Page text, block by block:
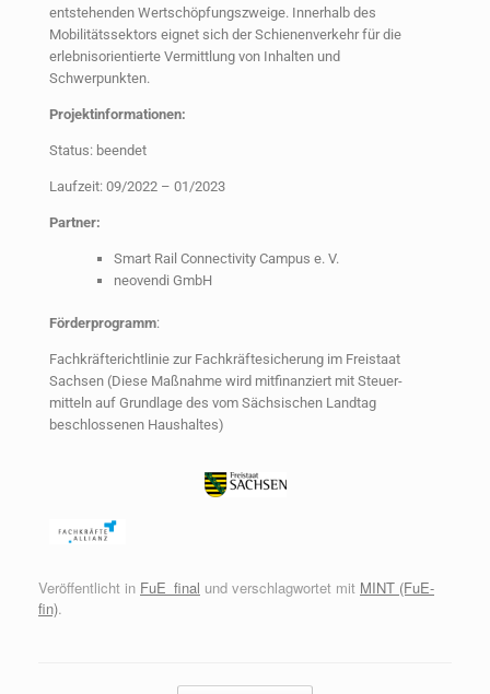
entstehenden Wertschöpfungszweige. Innerhalb des
Mobilitätssektors eignet sich der Schienenverkehr für die
erlebnisorientierte Vermittlung von Inhalten und
Schwerpunkten.
Projektinformationen:
Status: beendet
Laufzeit: 09/2022 – 01/2023
Partner:
Smart Rail Connectivity Campus e. V.
neovendi GmbH
Förderprogramm:
Fachkräfterichtlinie zur Fachkräftesicherung im Freistaat
Sachsen (Diese Maßnahme wird mitfinanziert mit Steuer-
mitteln auf Grundlage des vom Sächsischen Landtag
beschlossenen Haushaltes​)
Veröffentlicht in FuE_final und verschlagwortet mit MINT (FuE-
fin).